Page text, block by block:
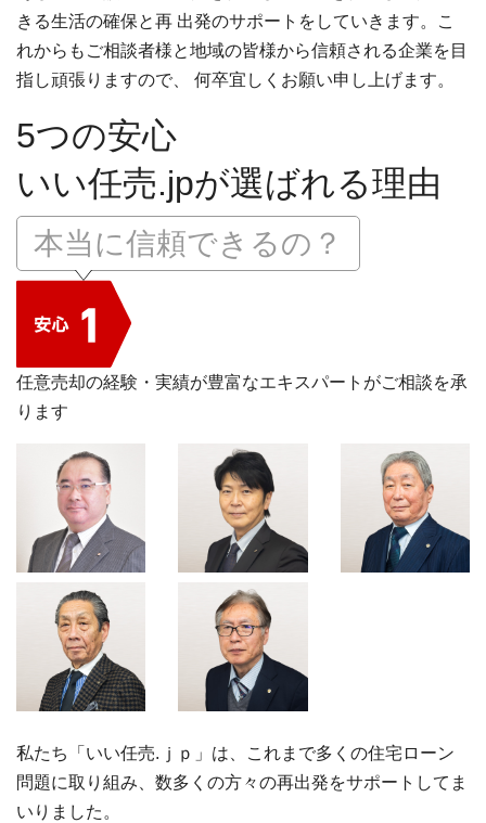
きる生活の確保と再 出発のサポートをしていきます。こ
れからもご相談者様と地域の皆様から信頼される企業を目
指し頑張りますので、 何卒宜しくお願い申し上げます。
5つの安心
いい任売.jpが選ばれる理由
本当に信頼できるの？
任意売却の経験・実績が豊富なエキスパートがご相談を承
ります
私たち「いい任売.ｊｐ」は、これまで多くの住宅ローン
問題に取り組み、数多くの方々の再出発をサポートしてま
いりました。